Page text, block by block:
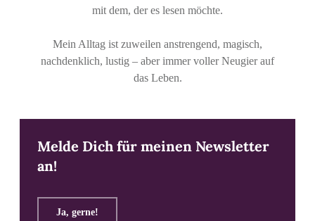
mit dem, der es lesen möchte.
Mein Alltag ist zuweilen anstrengend, magisch,
nachdenklich, lustig – aber immer voller Neugier auf
das Leben.
Melde Dich für meinen Newsletter
an!
Ja, gerne!